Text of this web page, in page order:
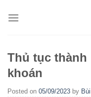
Thủ tục
khoán
Posted on 05/09/2023 by